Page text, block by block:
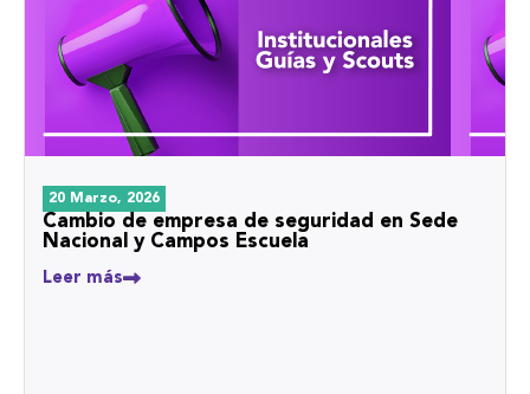
20 Marzo, 2026
Cambio de empresa de seguridad en Sede
Nacional y Campos Escuela
Leer más